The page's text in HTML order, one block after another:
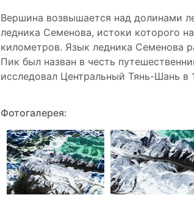
Вершина возвышается над долинами
ледника Семенова, истоки которого
километров. Язык ледника Семенова
Пик был назван в честь
исследовал Центральный Тянь-Шань в
Фотогалерея: